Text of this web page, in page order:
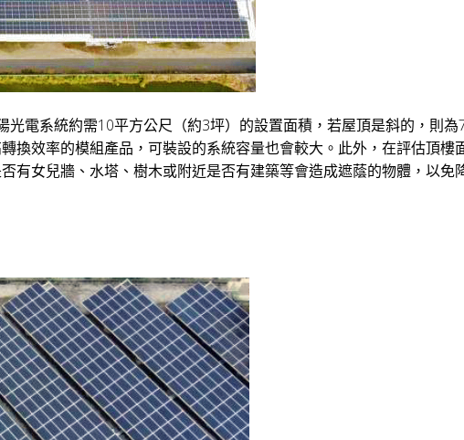
光電系統約需10平方公尺（約3坪）的設置面積，若屋頂是斜的，則為
換效率的模組產品，可裝設的系統容量也會較大。此外，在評估頂樓
有女兒牆、水塔、樹木或附近是否有建築等會造成遮蔭的物體，以免